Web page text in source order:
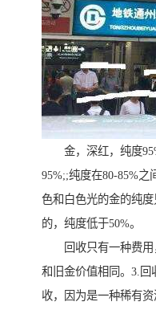
金，深红，纯度
95%;;纯度在80-85%之
色和白色光的金的纯
的，纯度低于50%。
回收只有一种费用
和旧金价值相同。3.回
收，因为是一种稀有